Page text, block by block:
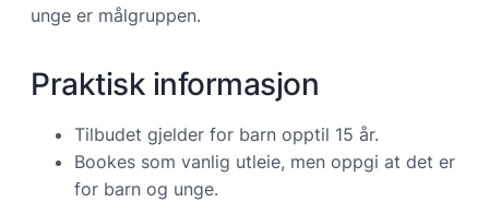
unge er målgruppen.
Praktisk informasjon
Tilbudet gjelder for barn opptil 15 år.
Bookes som vanlig utleie, men oppgi at det er
for barn og unge.